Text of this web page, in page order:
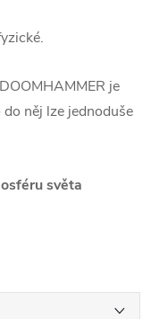
je
do něj lze jednoduše
světa